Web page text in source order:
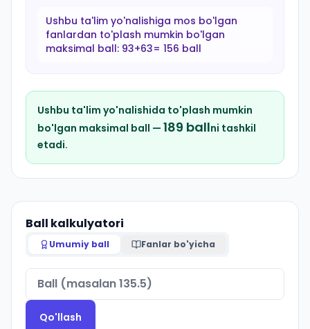
Ushbu ta'lim yo'nalishiga mos bo'lgan
fanlardan to'plash mumkin bo'lgan
maksimal ball: 93+63= 156 ball
Ushbu ta'lim yo'nalishida to'plash mumkin
bo'lgan maksimal ball — 189 ballni tashkil
etadi.
Ball kalkulyatori
Umumiy ball Fanlar bo'yicha
Qo'llash